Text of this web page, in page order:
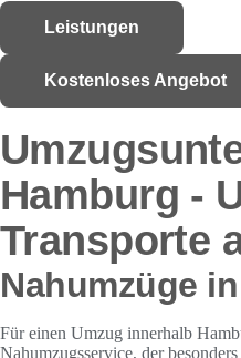
Leistungen
Kostenloses Angebot
Hamburg -
Transporte
Nahumzüge
Für einen Umzug innerhalb
Nahumzugsservice, der